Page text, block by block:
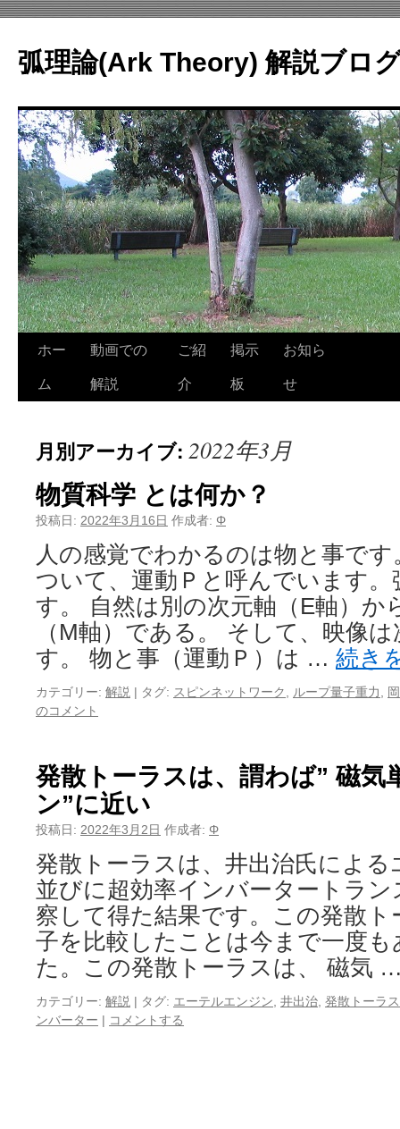
テ
ン
へ
ス
キ
ッ
プ
弧理論(Ark Theory) 解説ブロ
ホー
ム
動画での
解説
ご紹
介
掲示
板
お知ら
せ
月別アーカイブ: 2022年3月
物質科学 とは何か？
投稿日: 2022年3月16日 作成者: Φ
人の感覚でわかるのは物と事です
ついて、運動Ｐと呼んでいます
す。 自然は別の次元軸（E軸）か
（M軸）である。 そして、映像
す。 物と事（運動Ｐ）は … 続き
カテゴリー: 解説 | タグ: スピンネットワーク ループ量子重力
のコメント
発散トーラスは、謂わば” 磁気
ン”に近い
投稿日: 2022年3月2日 作成者: Φ
発散トーラスは、井出治氏によ
並びに超効率インバータートラ
察して得た結果です。この発散ト
子を比較したことは今まで一度
た。この発散トーラスは、 磁気
カテゴリー: 解説 | タグ: エーテルエンジン 井出治 発散トーラス
ンバーター | コメントする